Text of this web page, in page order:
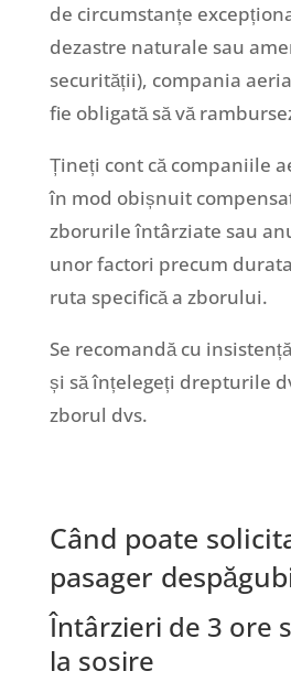
de circumstanțe
dezastre naturale sau
securității), compania
fie obligată să vă
Țineți cont că companiile
în mod obișnuit
zborurile întârziate sau
unor factori precum
ruta specifică a zborului.
Se recomandă cu
și să înțelegeți drepturile
zborul dvs.
Când poate
pasager
Întârzieri de 3 ore
la sosire